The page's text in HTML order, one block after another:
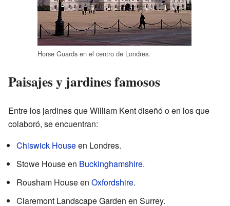
Horse Guards en el centro de Londres.
Paisajes y jardines famosos
Entre los jardines que William Kent diseñó o en los que
colaboró, se encuentran:
Chiswick Houseen Londres.
Stowe House en Buckinghamshire.
Rousham House en Oxfordshire.
Claremont Landscape Garden en Surrey.